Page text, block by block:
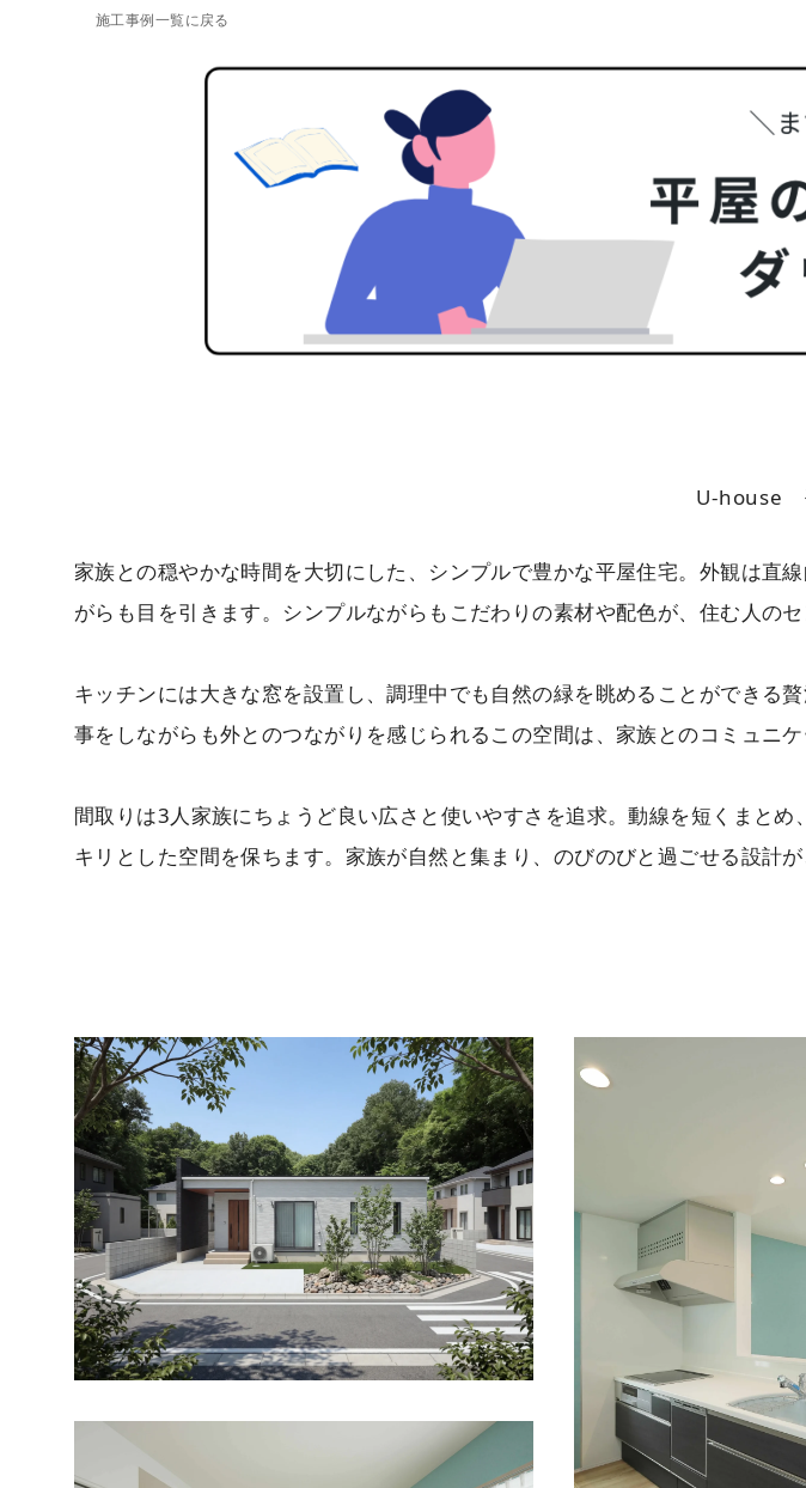
施工事例一覧に戻る
U-house
家族との穏やかな時間を大切にした、シンプルで豊かな平屋住宅。外観は直
がらも目を引きます。シンプルながらもこだわりの素材や配色が、住む人の
キッチンには大きな窓を設置し、調理中でも自然の緑を眺めることができる
事をしながらも外とのつながりを感じられるこの空間は、家族とのコミュニケ
間取りは3人家族にちょうど良い広さと使いやすさを追求。動線を短くまと
キリとした空間を保ちます。家族が自然と集まり、のびのびと過ごせる設計